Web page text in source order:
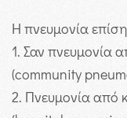
Η πνευμονία
1. Σαν πνευμονία
(community
2. Πνευμονία από